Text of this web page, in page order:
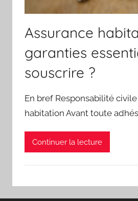
Assurance
garanties
souscrire ?
En bref Responsabilité
habitation Avant toute
Continuer la lecture